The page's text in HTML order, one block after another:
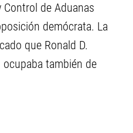
de Aduanas
demócrata. La
que Ronald D.
también de